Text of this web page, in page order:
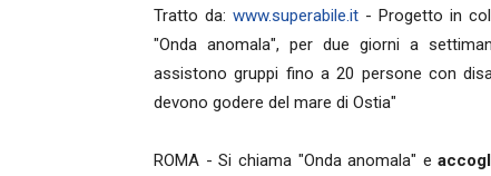
Tratto da: www.superabile.it - Progetto in
"Onda anomala", per due giorni a
assistono gruppi fino a 20 persone con
devono godere del mare di Ostia"
ROMA - Si chiama "Onda anomala" e